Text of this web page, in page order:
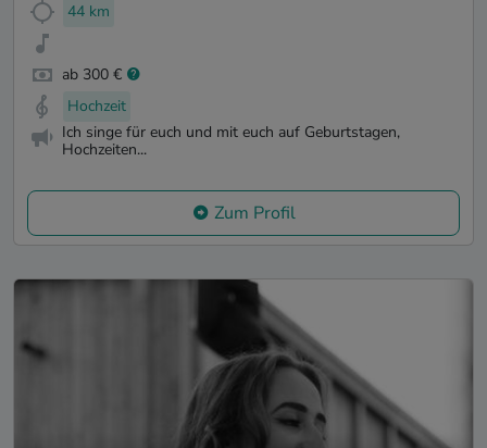
44 km
ab 300 €
Hochzeit
Ich singe für euch und mit euch auf Geburtstagen,
Hochzeiten...
Zum Profil